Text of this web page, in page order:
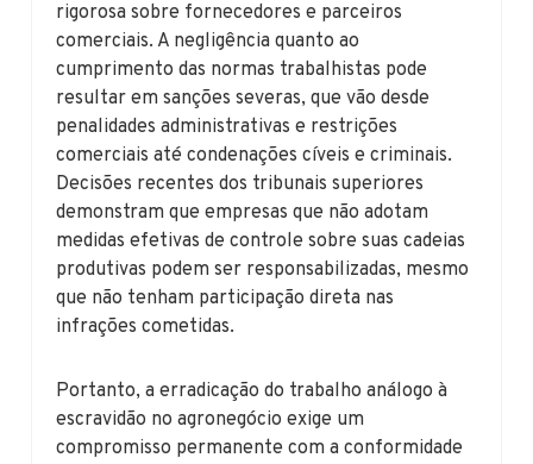
rigorosa sobre fornecedores e parceiros
comerciais. A negligência quanto ao
cumprimento das normas trabalhistas pode
resultar em sanções severas, que vão desde
penalidades administrativas e restrições
comerciais até condenações cíveis e criminais.
Decisões recentes dos tribunais superiores
demonstram que empresas que não adotam
medidas efetivas de controle sobre suas cadeias
produtivas podem ser responsabilizadas, mesmo
que não tenham participação direta nas
infrações cometidas.
Portanto, a erradicação do trabalho análogo à
escravidão no agronegócio exige um
compromisso permanente com a conformidade